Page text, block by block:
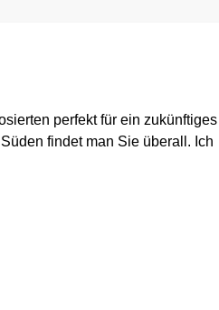
perfekt für ein zukünftiges
findet man Sie überall. Ich